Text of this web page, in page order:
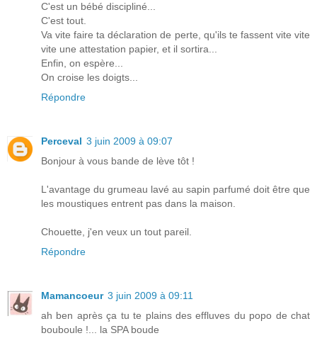
C'est un bébé discipliné...
C'est tout.
Va vite faire ta déclaration de perte, qu'ils te fassent vite vite
vite une attestation papier, et il sortira...
Enfin, on espère...
On croise les doigts...
Répondre
Perceval 3 juin 2009 à 09:07
Bonjour à vous bande de lève tôt !
L'avantage du grumeau lavé au sapin parfumé doit être que
les moustiques entrent pas dans la maison.
Chouette, j'en veux un tout pareil.
Répondre
Mamancoeur 3 juin 2009 à 09:11
ah ben après ça tu te plains des effluves du popo de chat
bouboule !... la SPA boude